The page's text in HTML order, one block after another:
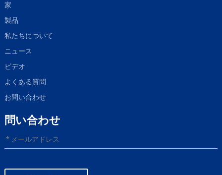
家
製品
私たちについて
ニュース
ビデオ
よくある質問
お問い合わせ
問い合わせ